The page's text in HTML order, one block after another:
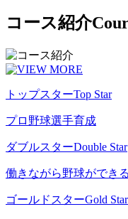
コース紹介
トップスターTop Star
プロ野球選手育成
ダブルスターDouble Star
働きながら野球ができる
ゴールドスターGold Star